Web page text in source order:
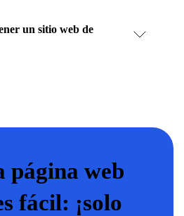
un sitio web de
página web
fácil: ¡solo